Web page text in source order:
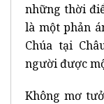
những thời
là một phản
Chúa tại
người được
Không mơ